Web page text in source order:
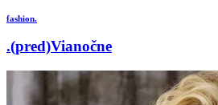
fashion.
.(pred)Vianočne